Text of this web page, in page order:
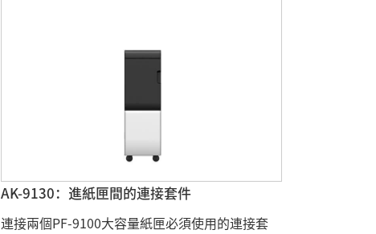
AK-9130：進紙匣間的連接套件
連接兩個PF-9100大容量紙匣必須使用的連接套